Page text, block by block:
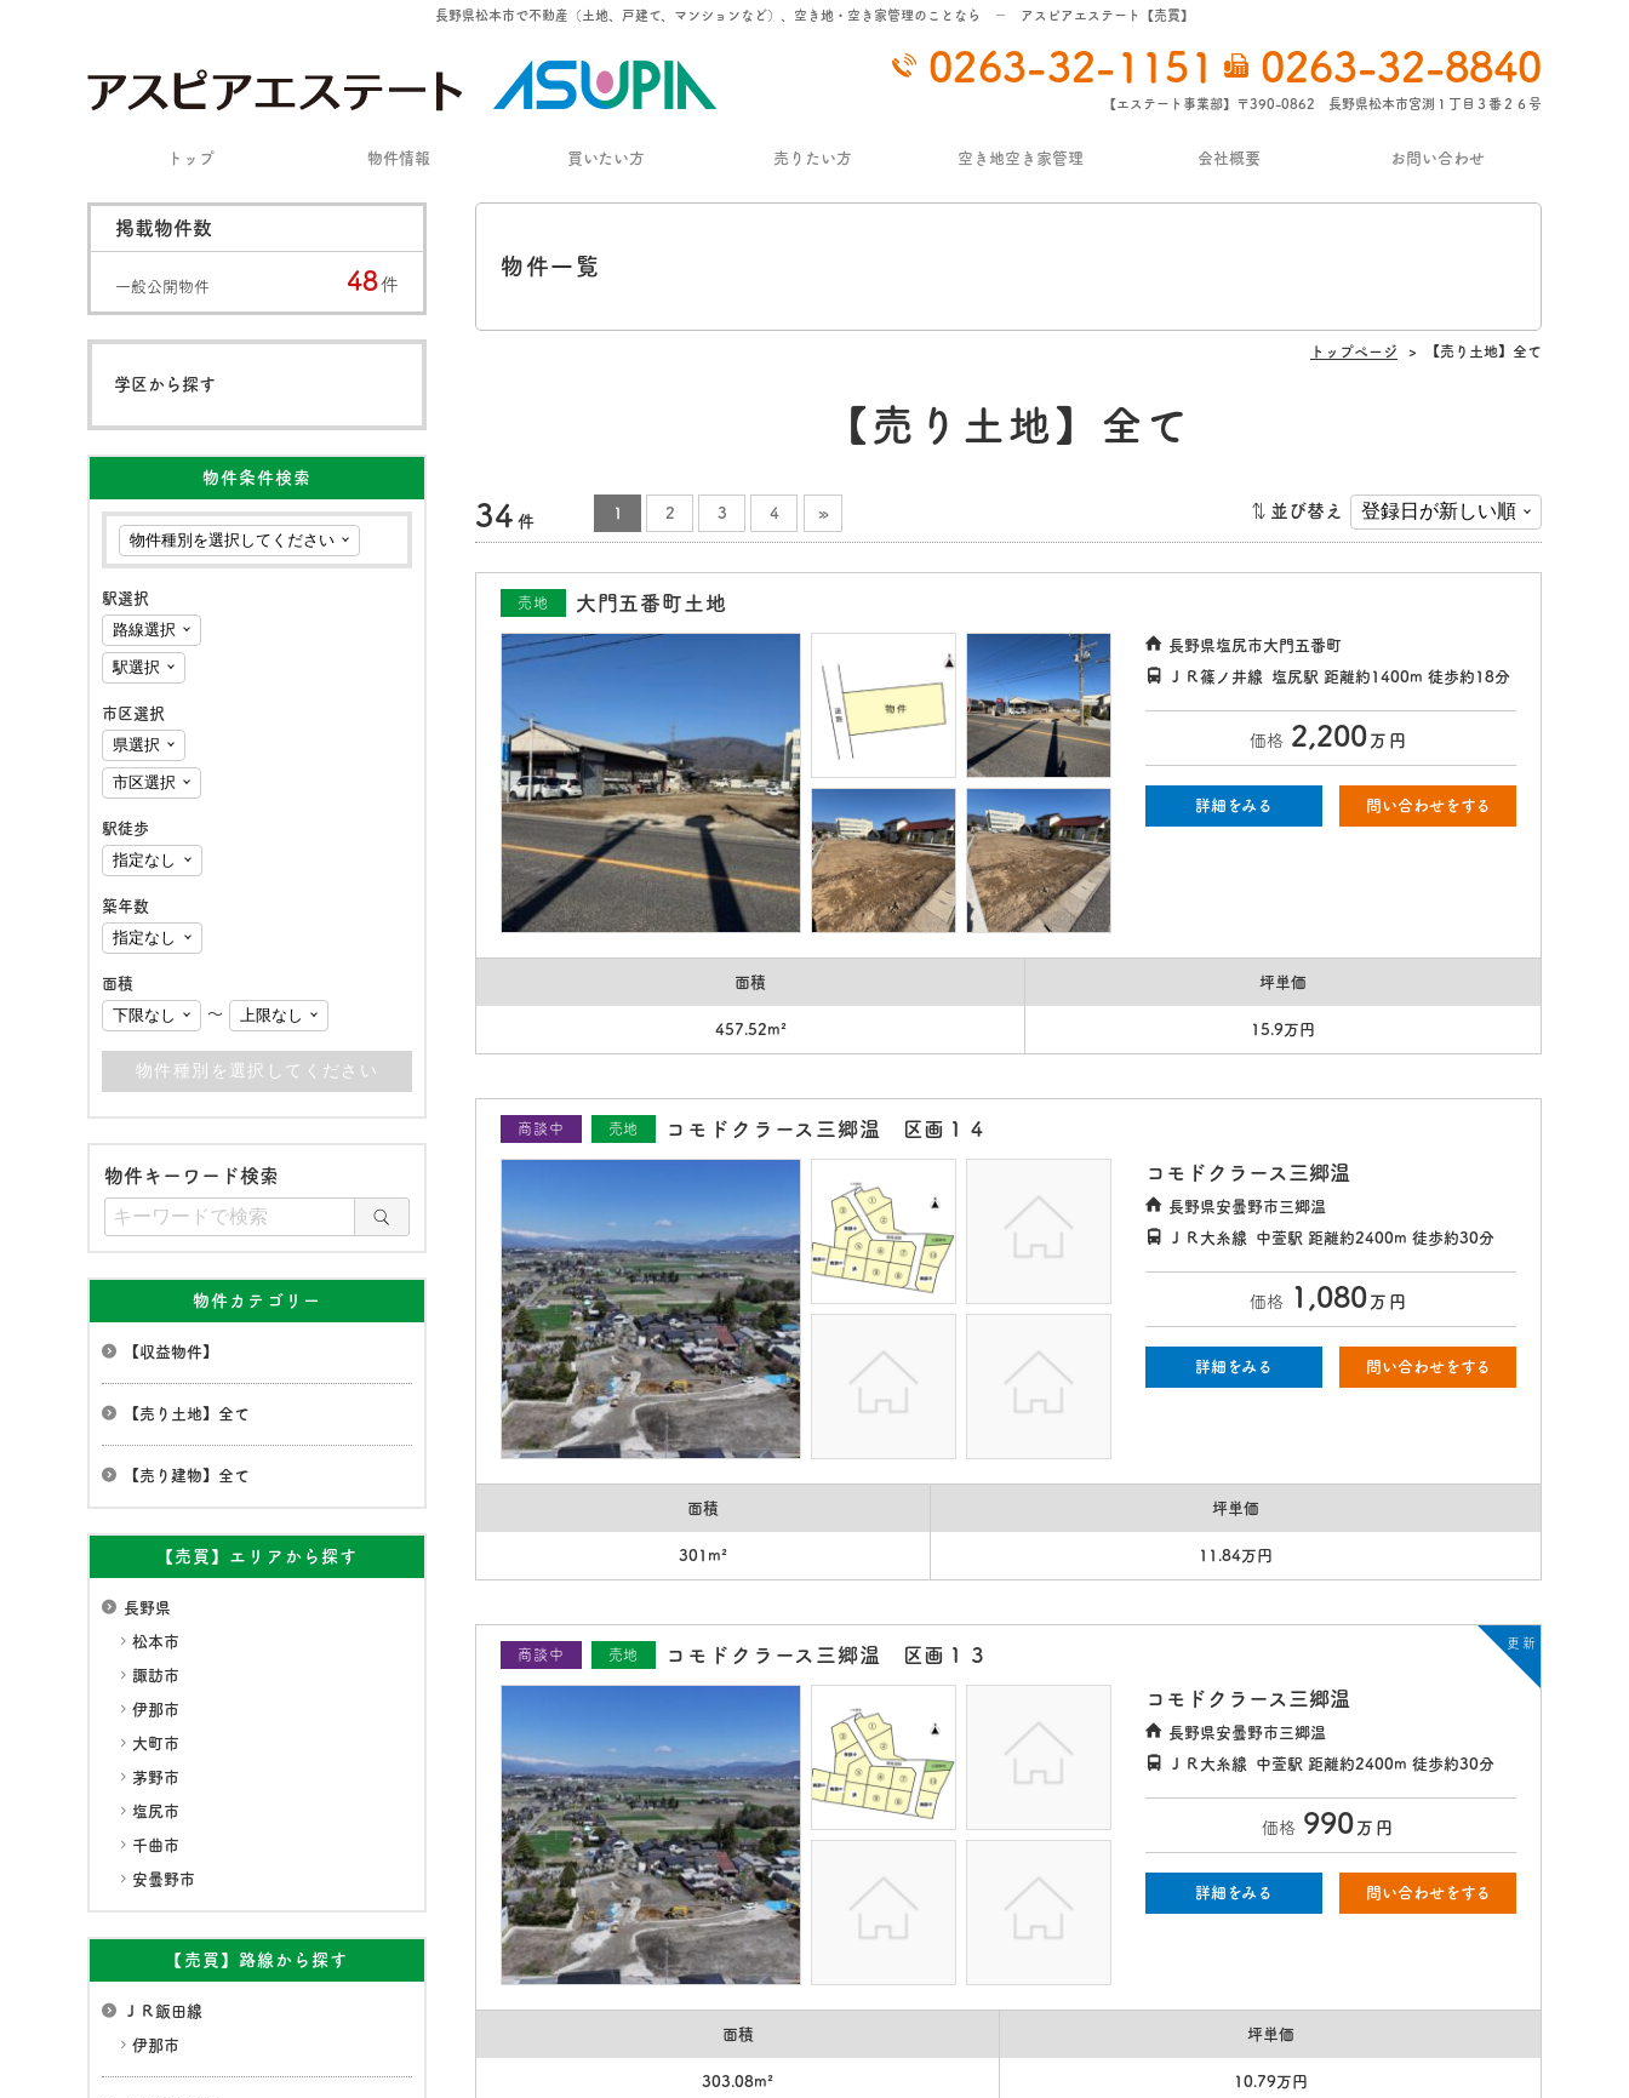
長野県松本市で不動産（土地、戸建て、マンションなど）、空き地・空き家管理のことなら － アスピアエステート【売買】
0263-32-1151 0263-32-8840
【エステート事業部】〒390-0862 長野県松本市宮渕１丁目３番２６号
トップ 物件情報 買いたい方 売りたい方 空き地空き家管理 会社概要 お問い合わせ
物件一覧
トップページ 【売り土地】全て
【売り土地】全て
並び替え
34 件 1 2 3 4 »
売地 大門五番町土地
長野県塩尻市大門五番町
ＪＲ篠ノ井線
塩尻駅 距離約1400m 徒歩約18分
価格 2,200 万 円
詳細をみる 問い合わせをする
面積 坪単価
457.52m² 15.9万円
商談中 売地 コモドクラース三郷温 区画１４
コモドクラース三郷温
長野県安曇野市三郷温
ＪＲ大糸線
中萱駅 距離約2400m 徒歩約30分
価格 1,080 万 円
詳細をみる 問い合わせをする
面積 坪単価
301m² 11.84万円
商談中 売地 コモドクラース三郷温 区画１３
コモドクラース三郷温
長野県安曇野市三郷温
ＪＲ大糸線
中萱駅 距離約2400m 徒歩約30分
価格 990 万 円
詳細をみる 問い合わせをする
面積 坪単価
303.08m² 10.79万円
掲載物件数
一般公開物件 48件
学区から探す
物件条件検索
駅選択
市区選択
駅徒歩
築年数
面積
〜
物件キーワード検索
物件カテゴリー
【収益物件】
【売り土地】全て
【売り建物】全て
【売買】エリアから探す
長野県
松本市
諏訪市
伊那市
大町市
茅野市
塩尻市
千曲市
安曇野市
【売買】路線から探す
ＪＲ飯田線
伊那市